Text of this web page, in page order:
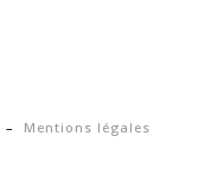
– Mentions légales